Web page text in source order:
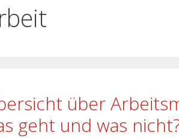
über
geht und was